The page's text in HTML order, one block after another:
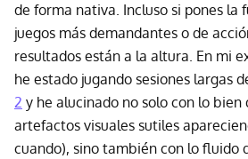
de forma nativa. Incluso si pones la
juegos más demandantes o de
resultados están a la altura. En mi
he estado jugando sesiones largas
2 y he alucinado no solo con lo bien
artefactos visuales sutiles
cuando), sino también con lo fluido